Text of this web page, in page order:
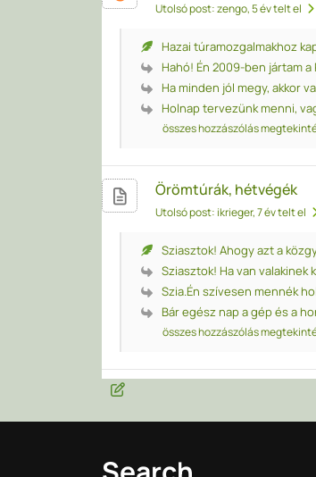
Utolsó post: zengo, 5 év telt el
Hazai túramozgalmakhoz
Hahó! Én 2009-ben jártam a
Ha minden jól megy, akkor
Holnap tervezünk menni,
összes hozzászólás
Örömtúrák, hétvégék
Utolsó post: ikrieger, 7 év telt el
Sziasztok! Ahogy azt a
Sziasztok! Ha van valakinek
Szia.Én szívesen mennék
Bár egész nap a gép és a
összes hozzászólás